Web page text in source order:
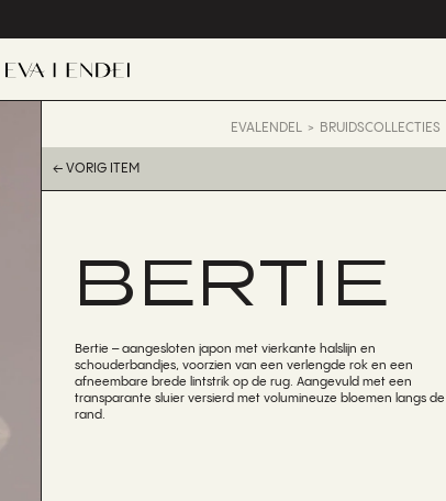
EVALENDEL
BRUIDSCOLLECTIES
← VORIG ITEM
BERTIE
Bertie – aangesloten japon met vierkante halslijn en
schouderbandjes, voorzien van een verlengde rok en een
afneembare brede lintstrik op de rug. Aangevuld met een
transparante sluier versierd met volumineuze bloemen langs de
rand.